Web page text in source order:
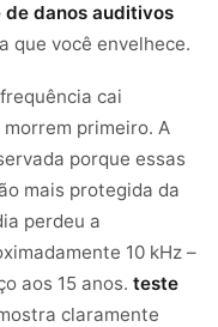
de danos auditivos
que você envelhece.
cai
primeiro. A
porque essas
mais protegida da
perdeu a
10 kHz –
aos 15 anos. teste
claramente